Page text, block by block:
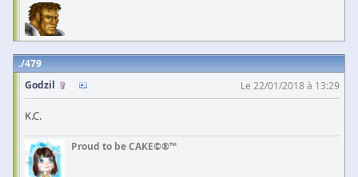
479
Godzil
Le 22/01/2018 à 13:29
K.C.
Proud to be CAKE©®™